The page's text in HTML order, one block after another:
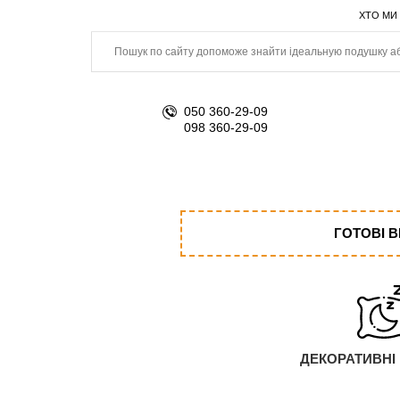
ХТО МИ
050 360-29-09
098 360-29-09
ГОТОВІ